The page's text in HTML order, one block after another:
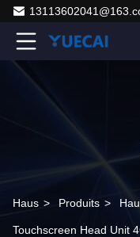
Haus > Produits >
Touchscreen Head Unit